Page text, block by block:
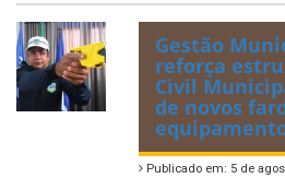
Gestão
reforça
Civil
de novos
Publicado em: 5 de